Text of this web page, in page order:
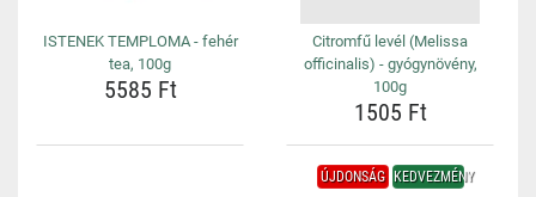
ISTENEK TEMPLOMA - fehér
tea, 100g
5585 Ft
Citromfű levél (Melissa
officinalis) - gyógynövény,
100g
1505 Ft
ÚJDONSÁG KEDVEZMÉNY